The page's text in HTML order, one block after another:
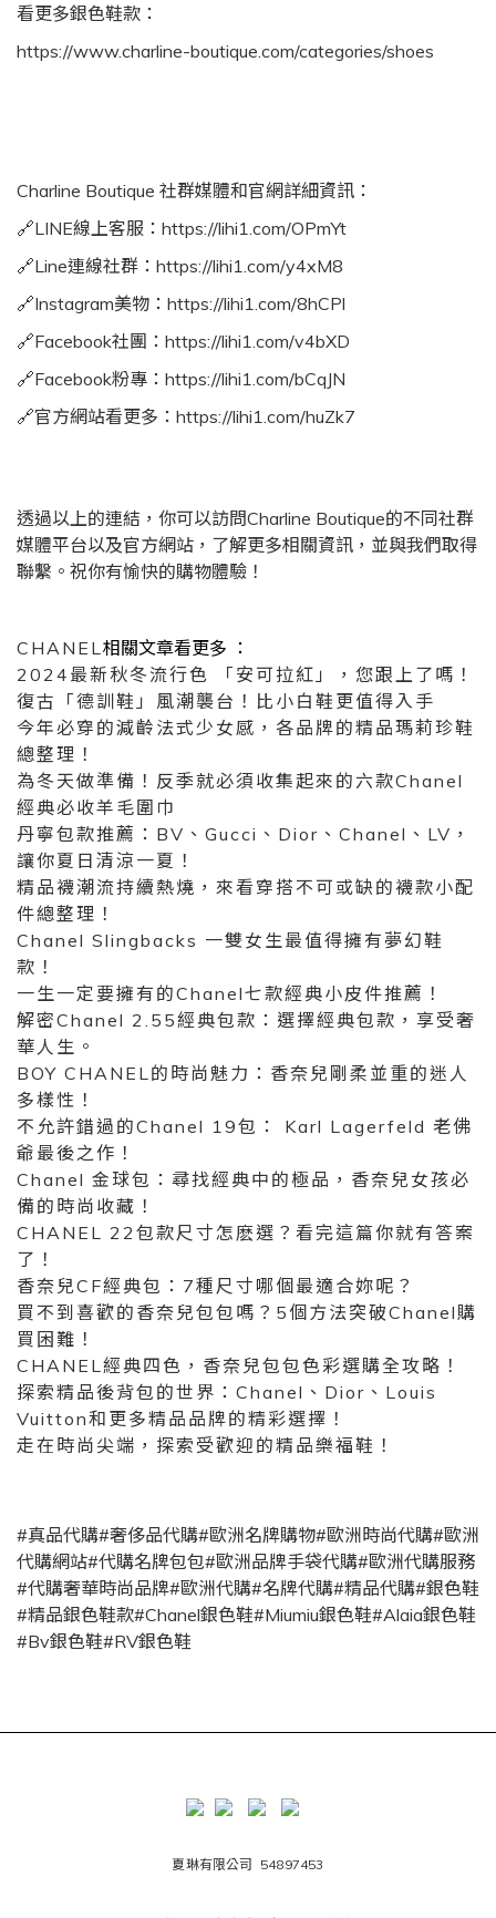
看更多銀色鞋款：
https://www.charline-boutique.com/categories/shoes
Charline Boutique 社群媒體和官網詳細資訊：
🔗LINE線上客服： https://lihi1.com/OPmYt
🔗Line連線社群： https://lihi1.com/y4xM8
🔗Instagram美物： https://lihi1.com/8hCPl
🔗Facebook社團： https://lihi1.com/v4bXD
🔗Facebook粉專： https://lihi1.com/bCqJN
🔗官方網站看更多： https://lihi1.com/huZk7
透過以上的連結，你可以訪問Charline Boutique的不同社群
媒體平台以及官方網站，了解更多相關資訊，並與我們取得
聯繫。祝你有愉快的購物體驗！
CHANEL 相關文章看更多 ：
2024最新秋冬流行色 「安可拉紅」，您跟上了嗎！
復古「德訓鞋」風潮襲台！比小白鞋更值得入手
今年必穿的減齡法式少女感，各品牌的精品瑪莉珍鞋
總整理！
為冬天做準備！反季就必須收集起來的六款Chanel
經典必收羊毛圍巾
丹寧包款推薦：BV、Gucci、Dior、Chanel、LV，
讓你夏日清涼一夏！
精品襪潮流持續熱燒，來看穿搭不可或缺的襪款小配
件總整理！
Chanel Slingbacks 一雙女生最值得擁有夢幻鞋
款！
一生一定要擁有的Chanel七款經典小皮件推薦！
解密Chanel 2.55經典包款：選擇經典包款，享受奢
華人生。
BOY CHANEL的時尚魅力：香奈兒剛柔並重的迷人
多樣性！
不允許錯過的Chanel 19包： Karl Lagerfeld 老佛
爺最後之作！
Chanel 金球包：尋找經典中的極品，香奈兒女孩必
備的時尚收藏！
CHANEL 22包款尺寸怎麽選？看完這篇你就有答案
了！
香奈兒CF經典包：7種尺寸哪個最適合妳呢？
買不到喜歡的香奈兒包包嗎？5個方法突破Chanel購
買困難！
CHANEL經典四色，香奈兒包包色彩選購全攻略！
探索精品後背包的世界：Chanel、Dior、Louis
Vuitton和更多精品品牌的精彩選擇！
走在時尚尖端，探索受歡迎的精品樂福鞋！
#真品代購#奢侈品代購#歐洲名牌購物#歐洲時尚代購#歐洲
代購網站#代購名牌包包#歐洲品牌手袋代購#歐洲代購服務
#代購奢華時尚品牌#歐洲代購#名牌代購#精品代購#銀色鞋
#精品銀色鞋款#Chanel銀色鞋#Miumiu銀色鞋#Alaia銀色鞋
#Bv銀色鞋#RV銀色鞋
夏琳有限公司 54897453